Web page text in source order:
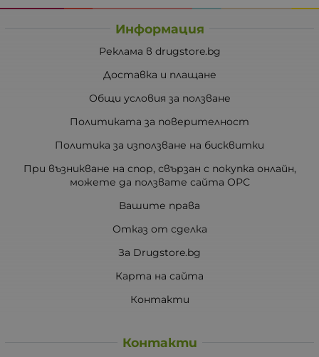
Информация
Реклама в drugstore.bg
Доставка и плащане
Общи условия за ползване
Политиката за поверителност
Политика за използване на бисквитки
При възникване на спор, свързан с покупка онлайн,
можете да ползвате сайта ОРС
Вашите права
Отказ от сделка
За Drugstore.bg
Карта на сайта
Контакти
Контакти